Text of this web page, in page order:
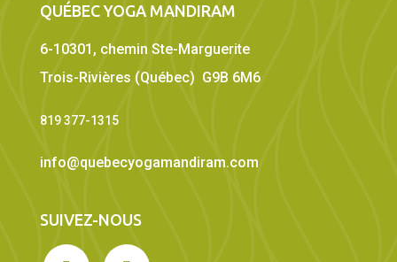
QUÉBEC YOGA MANDIRAM
6-10301, chemin Ste-Marguerite
Trois-Rivières (Québec) G9B 6M6
819 377-1315
info@quebecyogamandiram.com
SUIVEZ-NOUS